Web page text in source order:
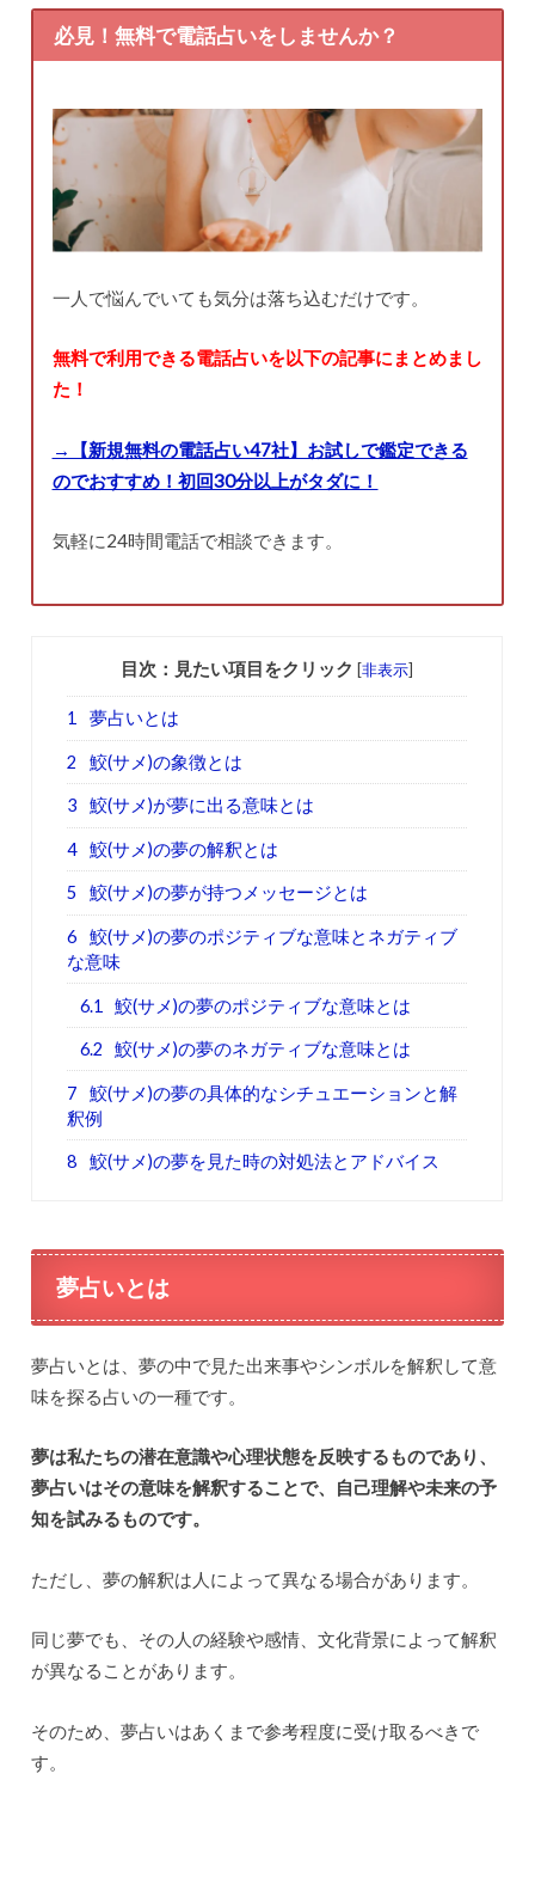
必見！無料で電話占いをしませんか？
一人で悩んでいても気分は落ち込むだけです。
無料で利用できる電話占いを以下の記事にまとめまし
た！
→【新規無料の電話占い47社】お試しで鑑定できる
のでおすすめ！初回30分以上がタダに！
気軽に24時間電話で相談できます。
目次：見たい項目をクリック [非表示]
1 夢占いとは
2 鮫(サメ)の象徴とは
3 鮫(サメ)が夢に出る意味とは
4 鮫(サメ)の夢の解釈とは
5 鮫(サメ)の夢が持つメッセージとは
6
鮫(サメ)の夢のポジティブな意味とネガティブ
な意味
6.1 鮫(サメ)の夢のポジティブな意味とは
6.2 鮫(サメ)の夢のネガティブな意味とは
7
鮫(サメ)の夢の具体的なシチュエーションと解
釈例
8 鮫(サメ)の夢を見た時の対処法とアドバイス
夢占いとは
夢占いとは、夢の中で見た出来事やシンボルを解釈して意
味を探る占いの一種です。
夢は私たちの潜在意識や心理状態を反映するものであり、
夢占いはその意味を解釈することで、自己理解や未来の予
知を試みるものです。
ただし、夢の解釈は人によって異なる場合があります。
同じ夢でも、その人の経験や感情、文化背景によって解釈
が異なることがあります。
そのため、夢占いはあくまで参考程度に受け取るべきで
す。